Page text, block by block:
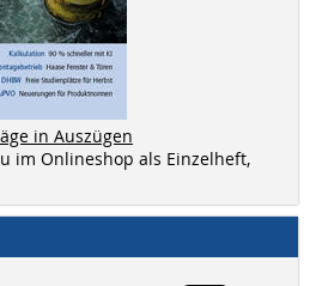
in Auszügen
im Onlineshop als Einzelheft,